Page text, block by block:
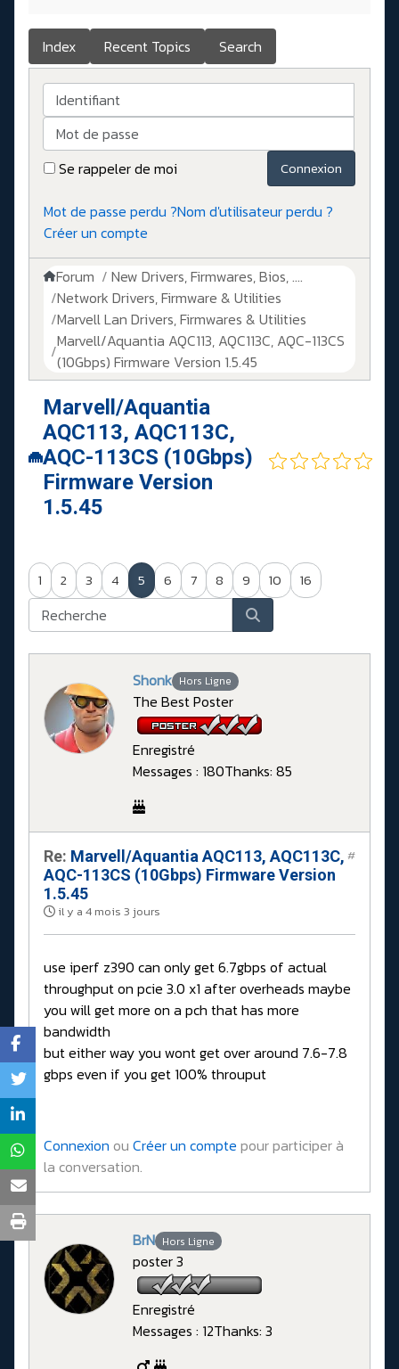
Index Recent Topics Search
Identifiant
Mot de passe
Se rappeler de moi
Connexion
Mot de passe perdu ?Nom d'utilisateur perdu ?
Créer un compte
Forum
New Drivers, Firmwares, Bios, ....
Network Drivers, Firmware & Utilities
Marvell Lan Drivers, Firmwares & Utilities
Marvell/Aquantia AQC113, AQC113C, AQC-113CS
(10Gbps) Firmware Version 1.5.45
Marvell/Aquantia
AQC113, AQC113C,
AQC-113CS (10Gbps)
Firmware Version
1.5.45
1 2 3 4 5 6 7 8 9 10 16
Shonk Hors Ligne
The Best Poster
Enregistré
Messages : 180Thanks: 85
Re: Marvell/Aquantia AQC113, AQC113C,
AQC-113CS (10Gbps) Firmware Version
1.5.45
il y a 4 mois 3 jours
#
use iperf z390 can only get 6.7gbps of actual
throughput on pcie 3.0 x1 after overheads maybe
you will get more on a pch that has more
bandwidth
but either way you wont get over around 7.6-7.8
gbps even if you get 100% throuput
Connexion ou Créer un compte pour participer à
la conversation.
BrN Hors Ligne
poster 3
Enregistré
Messages : 12Thanks: 3